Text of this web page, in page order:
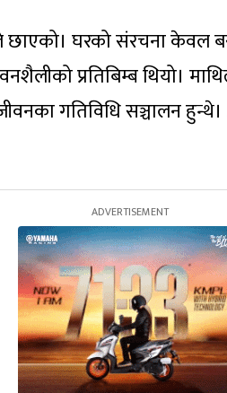
छाएको। घरको संरचना केवल
प्रतिबिम्ब थियो।
गतिविधि सञ्चालन